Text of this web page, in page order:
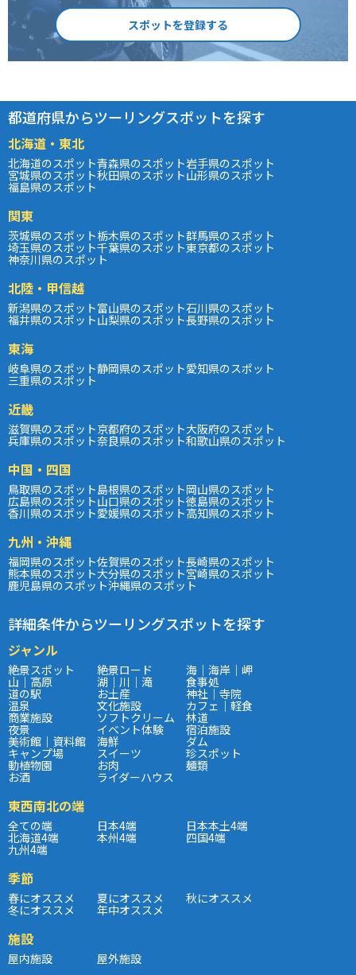
スポットを登録する
都道府県からツーリングスポットを探す
北海道・東北
北海道のスポット青森県のスポット岩手県のスポット
宮城県のスポット秋田県のスポット山形県のスポット
福島県のスポット
関東
茨城県のスポット栃木県のスポット群馬県のスポット
埼玉県のスポット千葉県のスポット東京都のスポット
神奈川県のスポット
北陸・甲信越
新潟県のスポット富山県のスポット石川県のスポット
福井県のスポット山梨県のスポット長野県のスポット
東海
岐阜県のスポット静岡県のスポット愛知県のスポット
三重県のスポット
近畿
滋賀県のスポット京都府のスポット大阪府のスポット
兵庫県のスポット奈良県のスポット和歌山県のスポット
中国・四国
鳥取県のスポット島根県のスポット岡山県のスポット
広島県のスポット山口県のスポット徳島県のスポット
香川県のスポット愛媛県のスポット高知県のスポット
九州・沖縄
福岡県のスポット佐賀県のスポット長崎県のスポット
熊本県のスポット大分県のスポット宮崎県のスポット
鹿児島県のスポット沖縄県のスポット
詳細条件からツーリングスポットを探す
ジャンル
絶景スポット 絶景ロード 海｜海岸｜岬
山｜高原 湖｜川｜滝 食事処
道の駅 お土産 神社｜寺院
温泉 文化施設 カフェ｜軽食
商業施設 ソフトクリーム 林道
夜景 イベント体験 宿泊施設
美術館｜資料館 海鮮 ダム
キャンプ場 スイーツ 珍スポット
動植物園 お肉 麺類
お酒 ライダーハウス
東西南北の端
全ての端 日本4端 日本本土4端
北海道4端 本州4端 四国4端
九州4端
季節
春にオススメ 夏にオススメ 秋にオススメ
冬にオススメ 年中オススメ
施設
屋内施設 屋外施設